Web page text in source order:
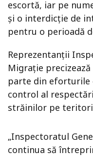
escortă, iar pe
și o interdicție de
pentru o perioadă
Reprezentanții
Migrație
parte din eforturile
control al
străinilor pe
„Inspectoratul
continua să